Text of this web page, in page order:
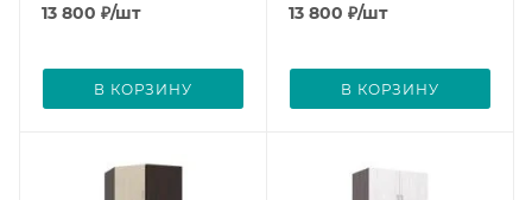
13 800 ₽/шт
В КОРЗИНУ
13 800 ₽/шт
В КОРЗИНУ